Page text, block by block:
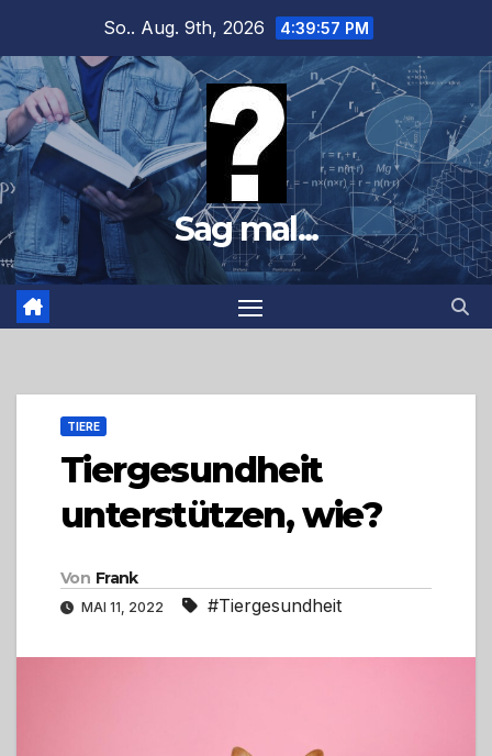
springen
So.. Aug. 9th, 2026 4:39:58 PM
Sag mal...
TIERE
Tiergesundheit
unterstützen, wie?
Von Frank
MAI 11, 2022 #Tiergesundheit